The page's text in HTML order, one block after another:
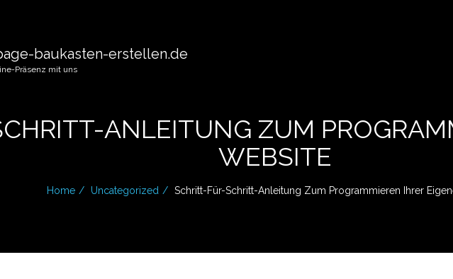
baukasten-erstellen.de
Präsenz mit uns
ANLEITUNG ZUM
WEBSITE
Home Uncategorized Schritt-Für-Schritt-Anleitung Zum Programmieren Ihrer